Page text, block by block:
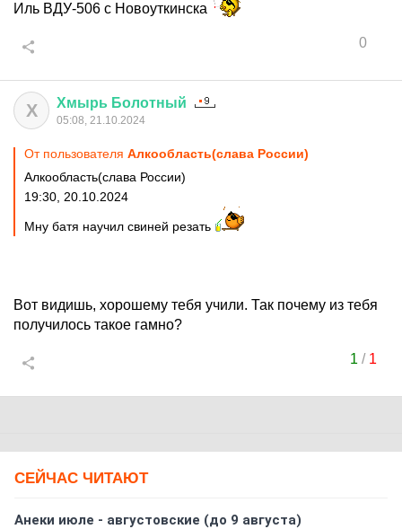
Иль ВДУ-506 с Новоуткинска
0
Х Хмырь Болотный
05:08, 21.10.2024
От пользователя Алкообласть(слава России)
Алкообласть(слава России)
19:30, 20.10.2024
Мну батя научил свиней резать
Вот видишь, хорошему тебя учили. Так почему из тебя
получилось такое гамно?
1 / 1
СЕЙЧАС ЧИТАЮТ
Анеки июле - августовские (до 9 августа)